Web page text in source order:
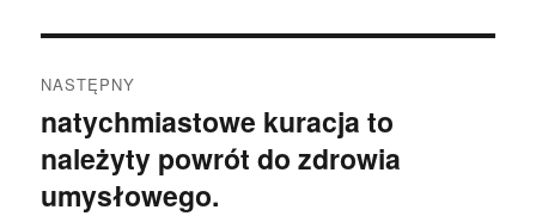
NASTĘPNY
Następny
wpis:
natychmiastowe kuracja to
należyty powrót do zdrowia
umysłowego.